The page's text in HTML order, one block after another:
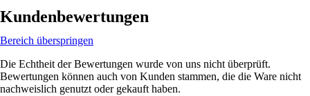
Kundenbewertungen
Bereich überspringen
Die Echtheit der Bewertungen wurde von uns nicht überprüft.
Bewertungen können auch von Kunden stammen, die die Ware nicht
nachweislich genutzt oder gekauft haben.